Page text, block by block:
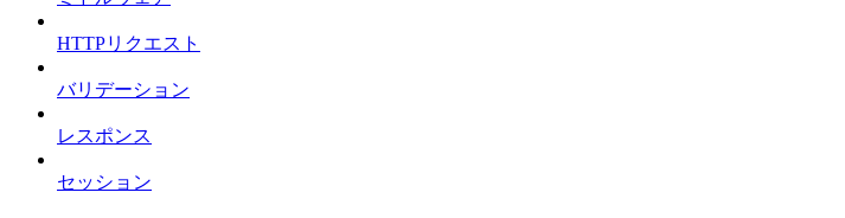
HTTPリクエスト
バリデーション
レスポンス
セッション